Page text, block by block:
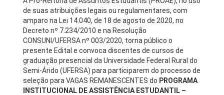
de suas atribuições legais ou regulamentares, com
amparo na Lei 14.040, de 18 de agosto de 2020, no
Decreto nº 7.234/2010 e na Resolução
CONSUNI/UFERSA nº 003/2020, torna público o
presente Edital e convoca discentes de cursos de
graduação presencial da Universidade Federal Rural do
Semi-Árido (UFERSA) para participarem do processo de
seleção para VAGAS REMANESCENTES do PROGRAMA
INSTITUCIONAL DE ASSISTÊNCIA ESTUDANTIL –